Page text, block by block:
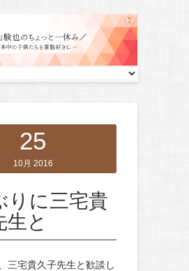
25
10月 2016
りに三宅貴
生と
三宅貴久子先生と歓談し